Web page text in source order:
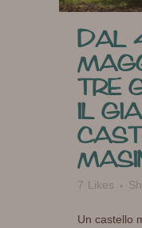
DAL
TRE
IL
7 Likes
Un castello